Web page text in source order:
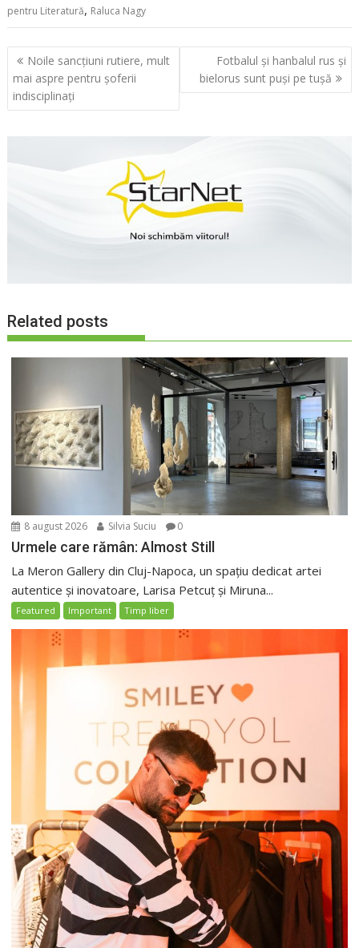
pentru Literatură, Raluca Nagy
Navigare
în
articole
Noile sancțiuni rutiere, mult
mai aspre pentru șoferii
indisciplinați
Fotbalul și hanbalul rus și
bielorus sunt puși pe tușă
Related posts
8 august 2026 Silvia Suciu 0
Urmele care rămân: Almost Still
La Meron Gallery din Cluj-Napoca, un spațiu dedicat artei
autentice și inovatoare, Larisa Petcuț și Miruna...
Featured Important Timp liber